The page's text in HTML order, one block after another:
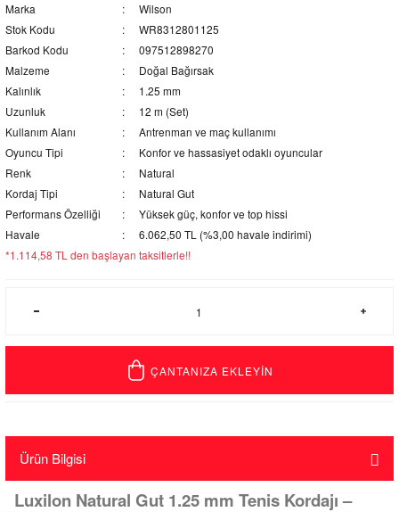
Marka
Wilson
Stok Kodu
WR8312801125
Barkod Kodu
097512898270
Malzeme
Doğal Bağırsak
Kalınlık
1.25 mm
Uzunluk
12 m (Set)
Kullanım Alanı
Antrenman ve maç kullanımı
Oyuncu Tipi
Konfor ve hassasiyet odaklı oyuncular
Renk
Natural
Kordaj Tipi
Natural Gut
Performans Özelliği
Yüksek güç, konfor ve top hissi
Havale
6.062,50 TL (%3,00 havale indirimi)
*1.114,58 TL den başlayan taksitlerle!!
ÇANTANIZA EKLEYİN
Ürün Bilgisi
Luxilon Natural Gut 1.25 mm Tenis Kordajı –